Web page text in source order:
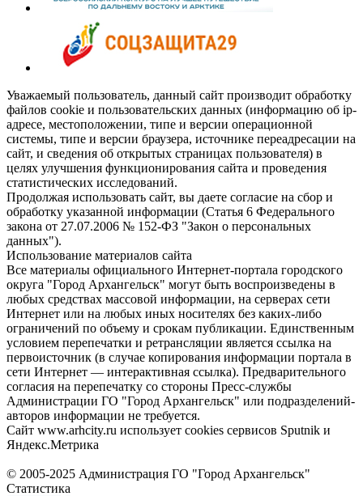
Уважаемый пользователь, данный сайт производит обработку
файлов cookie и пользовательских данных (информацию об ip-
адресе, местоположении, типе и версии операционной
системы, типе и версии браузера, источнике переадресации на
сайт, и сведения об открытых страницах пользователя) в
целях улучшения функционирования сайта и проведения
статистических исследований.
Продолжая использовать сайт, вы даете согласие на сбор и
обработку указанной информации (Статья 6 Федерального
закона от 27.07.2006 № 152-ФЗ "Закон о персональных
данных").
Использование материалов сайта
Все материалы официального Интернет-портала городского
округа "Город Архангельск" могут быть воспроизведены в
любых средствах массовой информации, на серверах сети
Интернет или на любых иных носителях без каких-либо
ограничений по объему и срокам публикации. Единственным
условием перепечатки и ретрансляции является ссылка на
первоисточник (в случае копирования информации портала в
сети Интернет — интерактивная ссылка). Предварительного
согласия на перепечатку со стороны Пресс-службы
Администрации ГО "Город Архангельск" или подразделений-
авторов информации не требуется.
Сайт www.arhcity.ru использует cookies сервисов Sputnik и
Яндекс.Метрика
© 2005-2025 Администрация ГО "Город Архангельск"
Статистика